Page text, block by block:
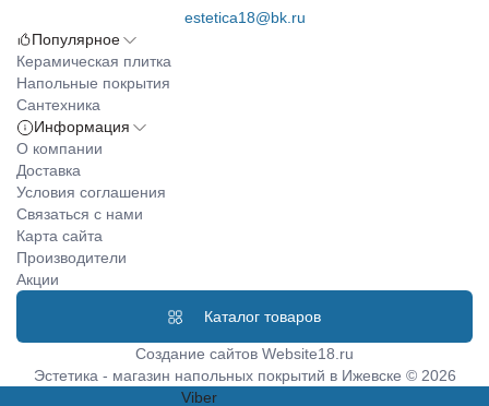
estetica18@bk.ru
Популярное
Керамическая плитка
Напольные покрытия
Сантехника
Информация
О компании
Доставка
Условия соглашения
Связаться с нами
Карта сайта
Производители
Акции
Каталог товаров
Создание сайтов Website18.ru
Эстетика - магазин напольных покрытий в Ижевске © 2026
Viber